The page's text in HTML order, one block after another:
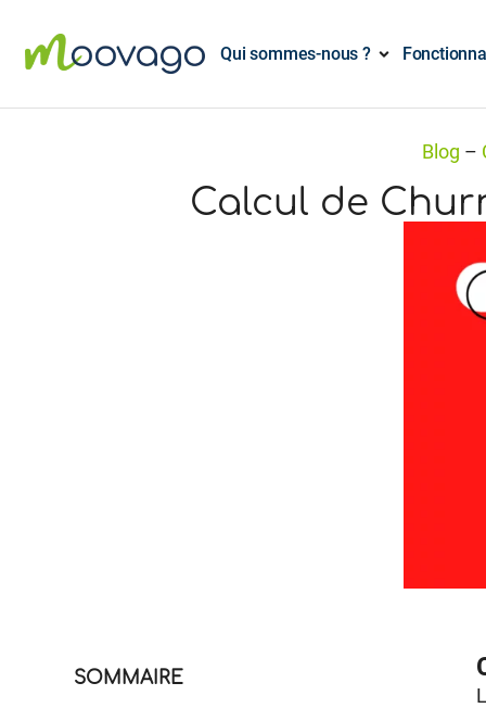
Qui sommes-nous ?
Blog –
Calcul de
SOMMAIRE